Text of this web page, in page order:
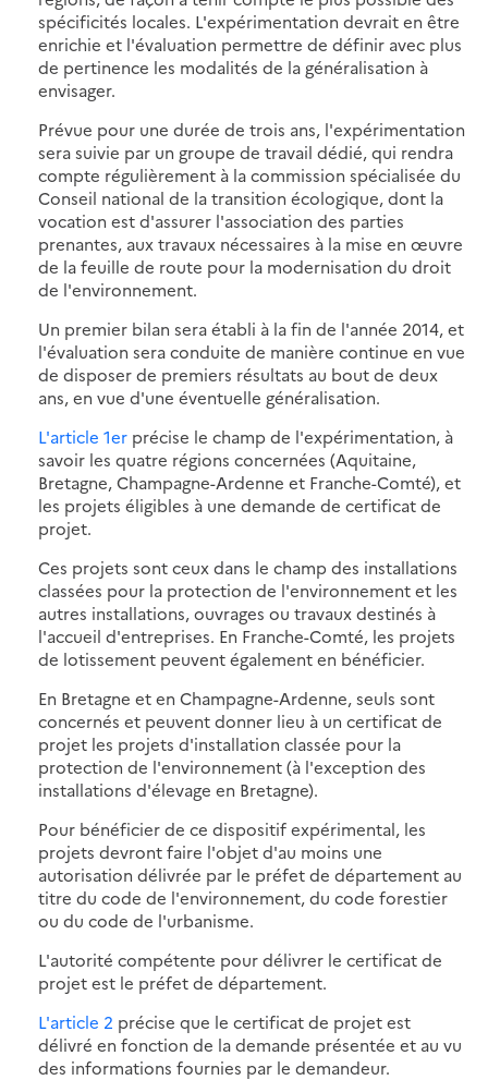
spécificités locales. L'expérimentation devrait en être
enrichie et l'évaluation permettre de définir avec plus
de pertinence les modalités de la généralisation à
envisager.
Prévue pour une durée de trois ans, l'expérimentation
sera suivie par un groupe de travail dédié, qui rendra
compte régulièrement à la commission spécialisée du
Conseil national de la transition écologique, dont la
vocation est d'assurer l'association des parties
prenantes, aux travaux nécessaires à la mise en œuvre
de la feuille de route pour la modernisation du droit
de l'environnement.
Un premier bilan sera établi à la fin de l'année 2014, et
l'évaluation sera conduite de manière continue en vue
de disposer de premiers résultats au bout de deux
ans, en vue d'une éventuelle généralisation.
L'article 1er précise le champ de l'expérimentation, à
savoir les quatre régions concernées (Aquitaine,
Bretagne, Champagne-Ardenne et Franche-Comté), et
les projets éligibles à une demande de certificat de
projet.
Ces projets sont ceux dans le champ des installations
classées pour la protection de l'environnement et les
autres installations, ouvrages ou travaux destinés à
l'accueil d'entreprises. En Franche-Comté, les projets
de lotissement peuvent également en bénéficier.
En Bretagne et en Champagne-Ardenne, seuls sont
concernés et peuvent donner lieu à un certificat de
projet les projets d'installation classée pour la
protection de l'environnement (à l'exception des
installations d'élevage en Bretagne).
Pour bénéficier de ce dispositif expérimental, les
projets devront faire l'objet d'au moins une
autorisation délivrée par le préfet de département au
titre du code de l'environnement, du code forestier
ou du code de l'urbanisme.
L'autorité compétente pour délivrer le certificat de
projet est le préfet de département.
L'article 2 précise que le certificat de projet est
délivré en fonction de la demande présentée et au vu
des informations fournies par le demandeur.